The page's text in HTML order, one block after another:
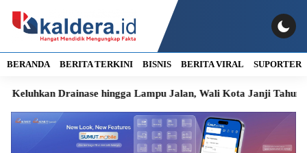
BERANDA BERITA TERKINI BISNIS BERITA VIRAL SUPORTER
Drainase hingga Lampu Jalan, Wali Kota Janji Tahun